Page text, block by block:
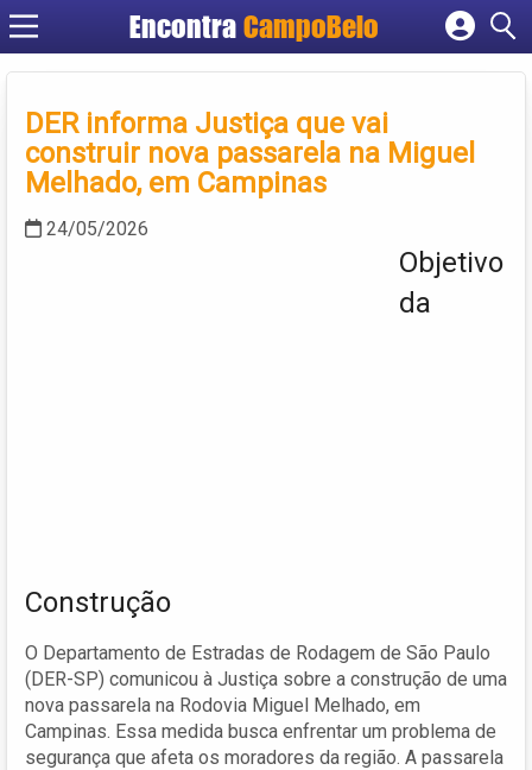
EncontraCampoBelo
Cadastrar empresa
Criar conta
DER informa Justiça que vai
construir nova passarela na Miguel
Melhado, em Campinas
24/05/2026
Objetivo
da
Construção
O Departamento de Estradas de Rodagem de São Paulo
(DER-SP) comunicou à Justiça sobre a construção de uma
nova passarela na Rodovia Miguel Melhado, em
Campinas. Essa medida busca enfrentar um problema de
segurança que afeta os moradores da região. A passarela